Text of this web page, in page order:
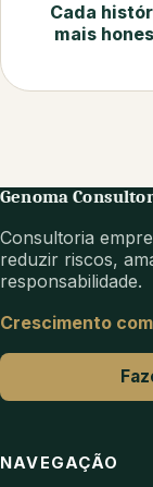
Cada
mais
Genoma
Consultoria
reduzir riscos,
responsabilidade.
Crescimento
NAVEGAÇÃO